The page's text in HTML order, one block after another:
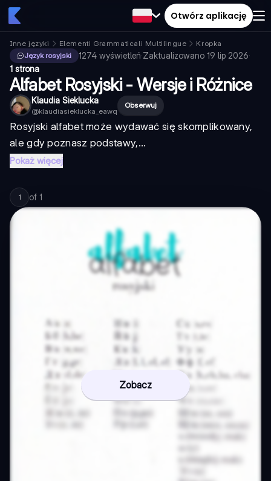
Otwórz aplikację
Inne języki Elementi Grammaticali Multilingue
Kropka
Język rosyjski
1274 wyświetleń·Zaktualizowano 19 lip 2026·
1 strona
Alfabet Rosyjski - Wersje i Różnice
Klaudia Sieklucka
@klaudiasieklucka_eawq
Obserwuj
Rosyjski alfabet może wydawać się skomplikowany,
ale gdy poznasz podstawy,...
Pokaż więcej
1 of 1
Zobacz